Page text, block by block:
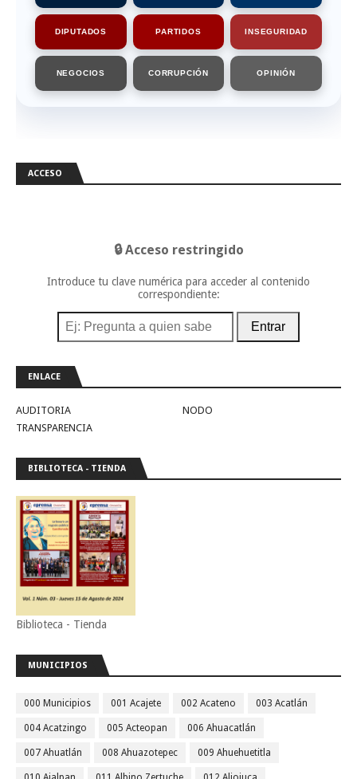
DIPUTADOS PARTIDOS INSEGURIDAD
NEGOCIOS CORRUPCIÓN OPINIÓN
ACCESO
🔒 Acceso restringido
Introduce tu clave numérica para acceder al contenido
correspondiente:
Entrar
ENLACE
AUDITORIA
NODO
TRANSPARENCIA
BIBLIOTECA - TIENDA
Biblioteca - Tienda
MUNICIPIOS
000 Municipios 001 Acajete 002 Acateno 003 Acatlán
004 Acatzingo 005 Acteopan 006 Ahuacatlán
007 Ahuatlán 008 Ahuazotepec 009 Ahuehuetitla